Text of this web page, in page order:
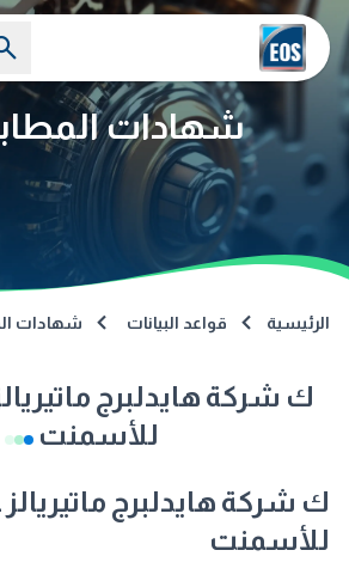
شهادات
الرئيسية قواعد البيانات شهادات
ك شركة هايدلبرج
للأسمنت
ك شركة هايدلبرج
للأسمنت